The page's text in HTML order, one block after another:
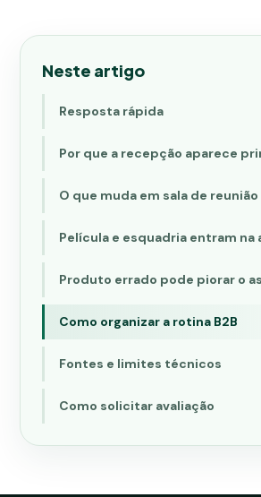
Neste artigo
Resposta rápida
Por que a recepção aparece
O que muda em sala de reunião
Película e esquadria entram na
Produto errado pode piorar o
Como organizar a rotina B2B
Fontes e limites técnicos
Como solicitar avaliação